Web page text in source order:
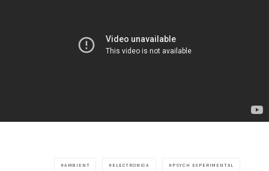
AMBIENT ELECTRONICA PSYCH EXPERIMENTAL